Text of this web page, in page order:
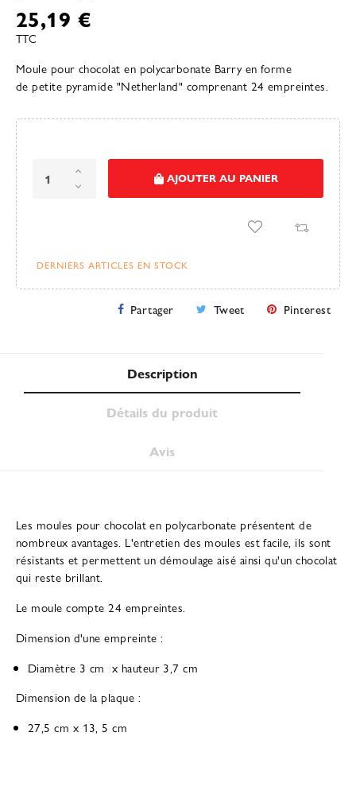
25,19 €
TTC
Moule pour chocolat en polycarbonate Barry en forme
de petite pyramide "Netherland" comprenant 24 empreintes.
AJOUTER AU PANIER
DERNIERS ARTICLES EN STOCK
Partager Tweet Pinterest
Description
Détails du produit
Avis
Les moules pour chocolat en polycarbonate présentent de
nombreux avantages. L'entretien des moules est facile, ils sont
résistants et permettent un démoulage aisé ainsi qu'un chocolat
qui reste brillant.
Le moule compte 24 empreintes.
Dimension d'une empreinte :
Diamètre 3 cm x hauteur 3,7 cm
Dimension de la plaque :
27,5 cm x 13, 5 cm